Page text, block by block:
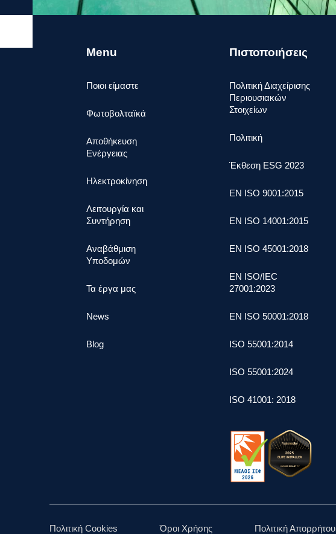
Menu
Ποιοι είμαστε
Φωτοβολταïκά​
Αποθήκευση
Ενέργειας
Ηλεκτροκίνηση
Λειτουργία και
Συντήρηση
Αναβάθμιση
Υποδομών
Τα έργα μας
News
Blog
Πιστοποιήσεις
Πολιτική Διαχείρισης
Περιουσιακών
Στοιχείων
Πολιτική
Έκθεση ESG 2023
ΕΝ ISO 9001:2015
ΕΝ ISO 14001:2015
ΕΝ ISO 45001:2018
EN ISO/IEC
27001:2023
ΕΝ ISO 50001:2018
ISO 55001:2014
ISO 55001:2024
ISO 41001: 2018
Πολιτική Cookies Όροι Χρήσης Πολιτική Απορρήτου